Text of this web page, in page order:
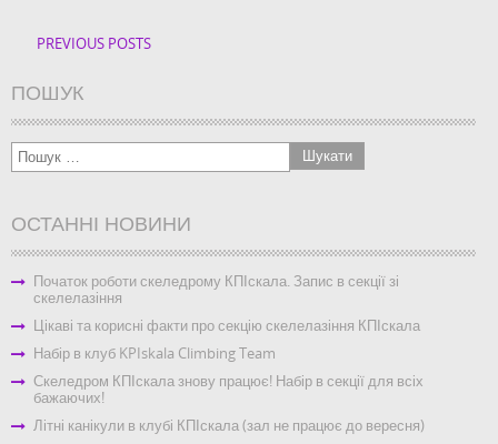
PREVIOUS POSTS
ПОШУК
ОСТАННІ НОВИНИ
Початок роботи скеледрому КПІскала. Запис в секції зі
скелелазіння
Цікаві та корисні факти про секцію скелелазіння КПІскала
Набір в клуб KPIskala Climbing Team
Скеледром КПІскала знову працює! Набір в секції для всіх
бажаючих!
Літні канікули в клубі КПІскала (зал не працює до вересня)